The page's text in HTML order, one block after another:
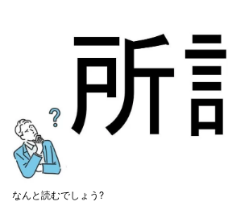
なんと読むでしょう?